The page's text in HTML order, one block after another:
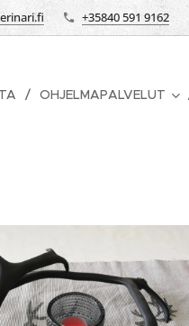
+35840 591 9162
OHJELMAPALVELUT